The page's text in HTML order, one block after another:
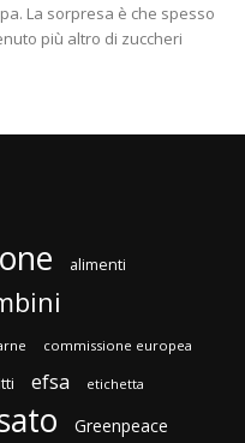
La sorpresa è che spesso
più altro di zuccheri
alimenti
commissione europea
efsa etichetta
Greenpeace